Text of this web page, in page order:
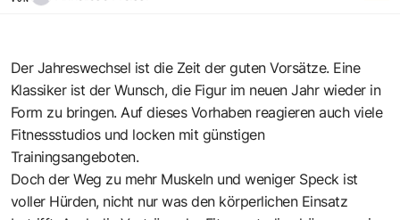
Der Jahreswechsel ist die Zeit der guten Vorsätze. Eine
Klassiker ist der Wunsch, die Figur im neuen Jahr wieder in
Form zu bringen. Auf dieses Vorhaben reagieren auch viele
Fitnessstudios und locken mit günstigen
Trainingsangeboten.
Doch der Weg zu mehr Muskeln und weniger Speck ist
voller Hürden, nicht nur was den körperlichen Einsatz